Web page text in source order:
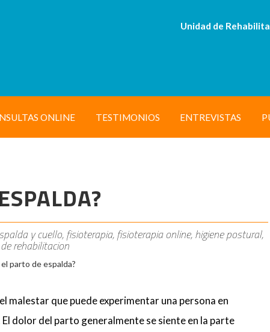
Unidad de
ONLINE TESTIMONIOS ENTREVISTAS
y cuello, fisioterapia, fisioterapia online, higiene postural,
rehabilitacion
malestar que puede experimentar una persona en
dolor del parto generalmente se siente en la parte